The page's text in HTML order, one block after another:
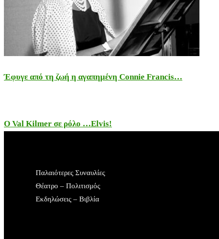
Έφυγε από τη ζωή η αγαπημένη Connie Francis…
Ο Val Kilmer σε ρόλο …Elvis!
Παλαιότερες Συναυλίες
Θέατρο – Πολιτισμός
Εκδηλώσεις – Βιβλία